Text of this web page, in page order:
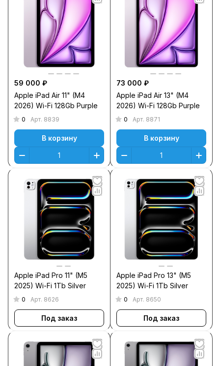
59 000 ₽
Apple iPad Air 11" (M4
2026) Wi-Fi 128Gb Purple
0 Арт. 8839
В корзину
73 000 ₽
Apple iPad Air 13" (M4
2026) Wi-Fi 128Gb Purple
0 Арт. 8871
В корзину
Apple iPad Pro 11" (M5
2025) Wi-Fi 1Tb Silver
0 Арт. 8626
Под заказ
Apple iPad Pro 13" (M5
2025) Wi-Fi 1Tb Silver
0 Арт. 8650
Под заказ